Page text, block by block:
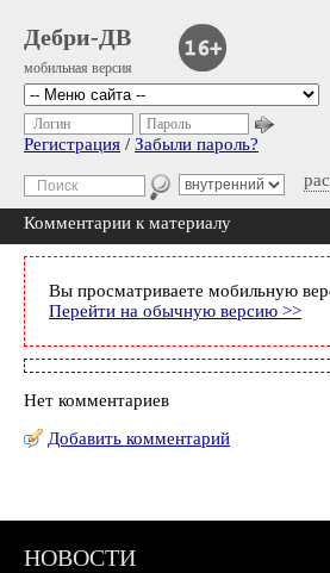
Дебри-ДВ
мобильная версия
Логин Пароль
Регистрация / Забыли пароль?
Комментарии к материалу
Вы просматриваете мобильную
Перейти на обычную версию >>
Нет комментариев
Добавить комментарий
НОВОСТИ